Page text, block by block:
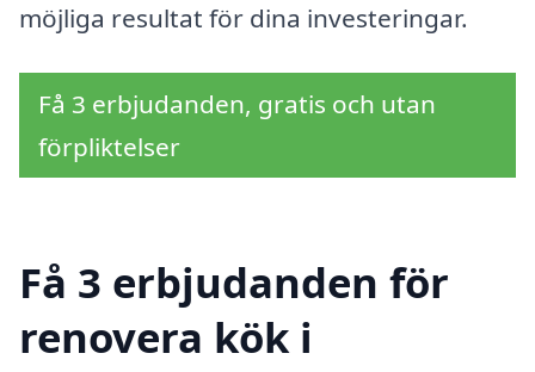
möjliga resultat för dina investeringar.
Få 3 erbjudanden, gratis och utan
förpliktelser
Få 3 erbjudanden för
renovera kök i